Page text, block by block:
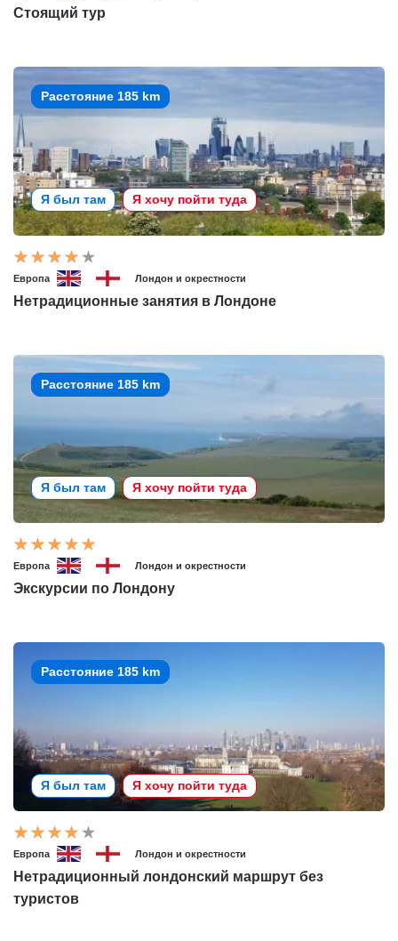
Стоящий тур
Расстояние 185 km
Я был там Я хочу пойти туда
Европа Лондон и окрестности
Нетрадиционные занятия в Лондоне
Расстояние 185 km
Я был там Я хочу пойти туда
Европа Лондон и окрестности
Экскурсии по Лондону
Расстояние 185 km
Я был там Я хочу пойти туда
Европа Лондон и окрестности
Нетрадиционный лондонский маршрут без
туристов